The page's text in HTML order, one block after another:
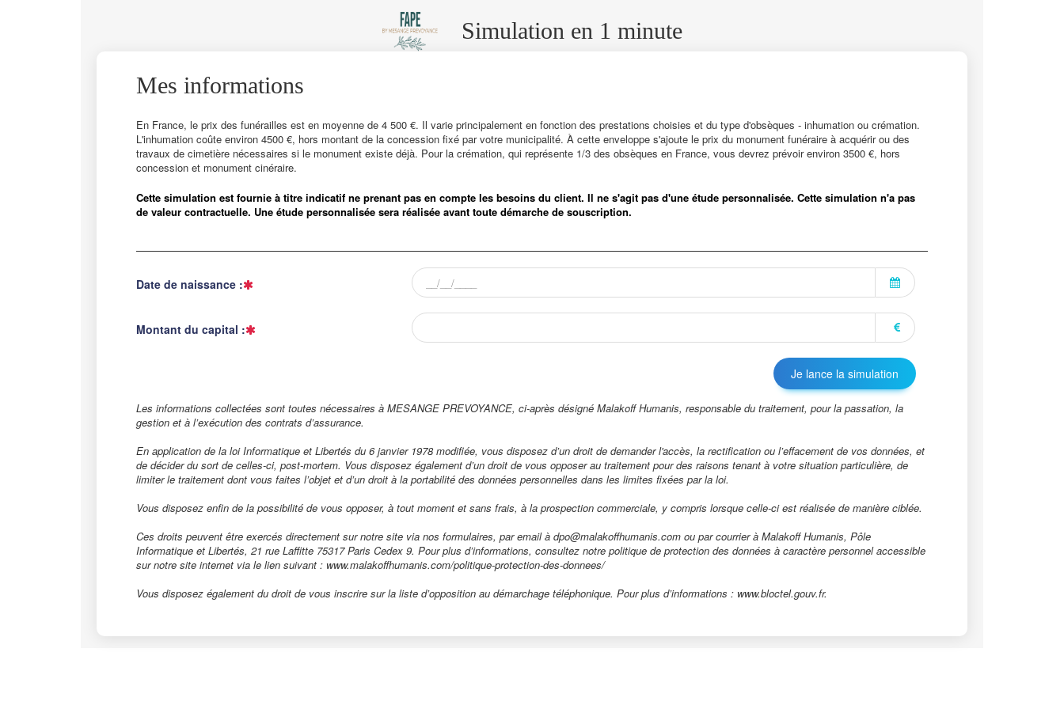
Simulation en 1 minute
Mes informations
En France, le prix des funérailles est en moyenne de 4 500 €. Il varie principalement en fonction des prestations choisies et du type d'obsèques - inhumation ou crémation.
L'inhumation coûte environ 4500 €, hors montant de la concession fixé par votre municipalité. À cette enveloppe s'ajoute le prix du monument funéraire à acquérir ou des
travaux de cimetière nécessaires si le monument existe déjà. Pour la crémation, qui représente 1/3 des obsèques en France, vous devrez prévoir environ 3500 €, hors
concession et monument cinéraire.
Cette simulation est fournie à titre indicatif ne prenant pas en compte les besoins du client. Il ne s'agit pas d'une étude personnalisée. Cette simulation n'a pas
de valeur contractuelle. Une étude personnalisée sera réalisée avant toute démarche de souscription.
Date de naissance :
Montant du capital :
Les informations collectées sont toutes nécessaires à MESANGE PREVOYANCE, ci-après désigné Malakoff Humanis, responsable du traitement, pour la passation, la
gestion et à l’exécution des contrats d’assurance.
En application de la loi Informatique et Libertés du 6 janvier 1978 modifiée, vous disposez d’un droit de demander l'accès, la rectification ou l’effacement de vos données, et
de décider du sort de celles-ci, post-mortem. Vous disposez également d’un droit de vous opposer au traitement pour des raisons tenant à votre situation particulière, de
limiter le traitement dont vous faites l’objet et d’un droit à la portabilité des données personnelles dans les limites fixées par la loi.
Vous disposez enfin de la possibilité de vous opposer, à tout moment et sans frais, à la prospection commerciale, y compris lorsque celle-ci est réalisée de manière ciblée.
Ces droits peuvent être exercés directement sur notre site via nos formulaires, par email à dpo@malakoffhumanis.com ou par courrier à Malakoff Humanis, Pôle
Informatique et Libertés, 21 rue Laffitte 75317 Paris Cedex 9. Pour plus d’informations, consultez notre politique de protection des données à caractère personnel accessible
sur notre site internet via le lien suivant : www.malakoffhumanis.com/politique-protection-des-donnees/
Vous disposez également du droit de vous inscrire sur la liste d’opposition au démarchage téléphonique. Pour plus d’informations : www.bloctel.gouv.fr.